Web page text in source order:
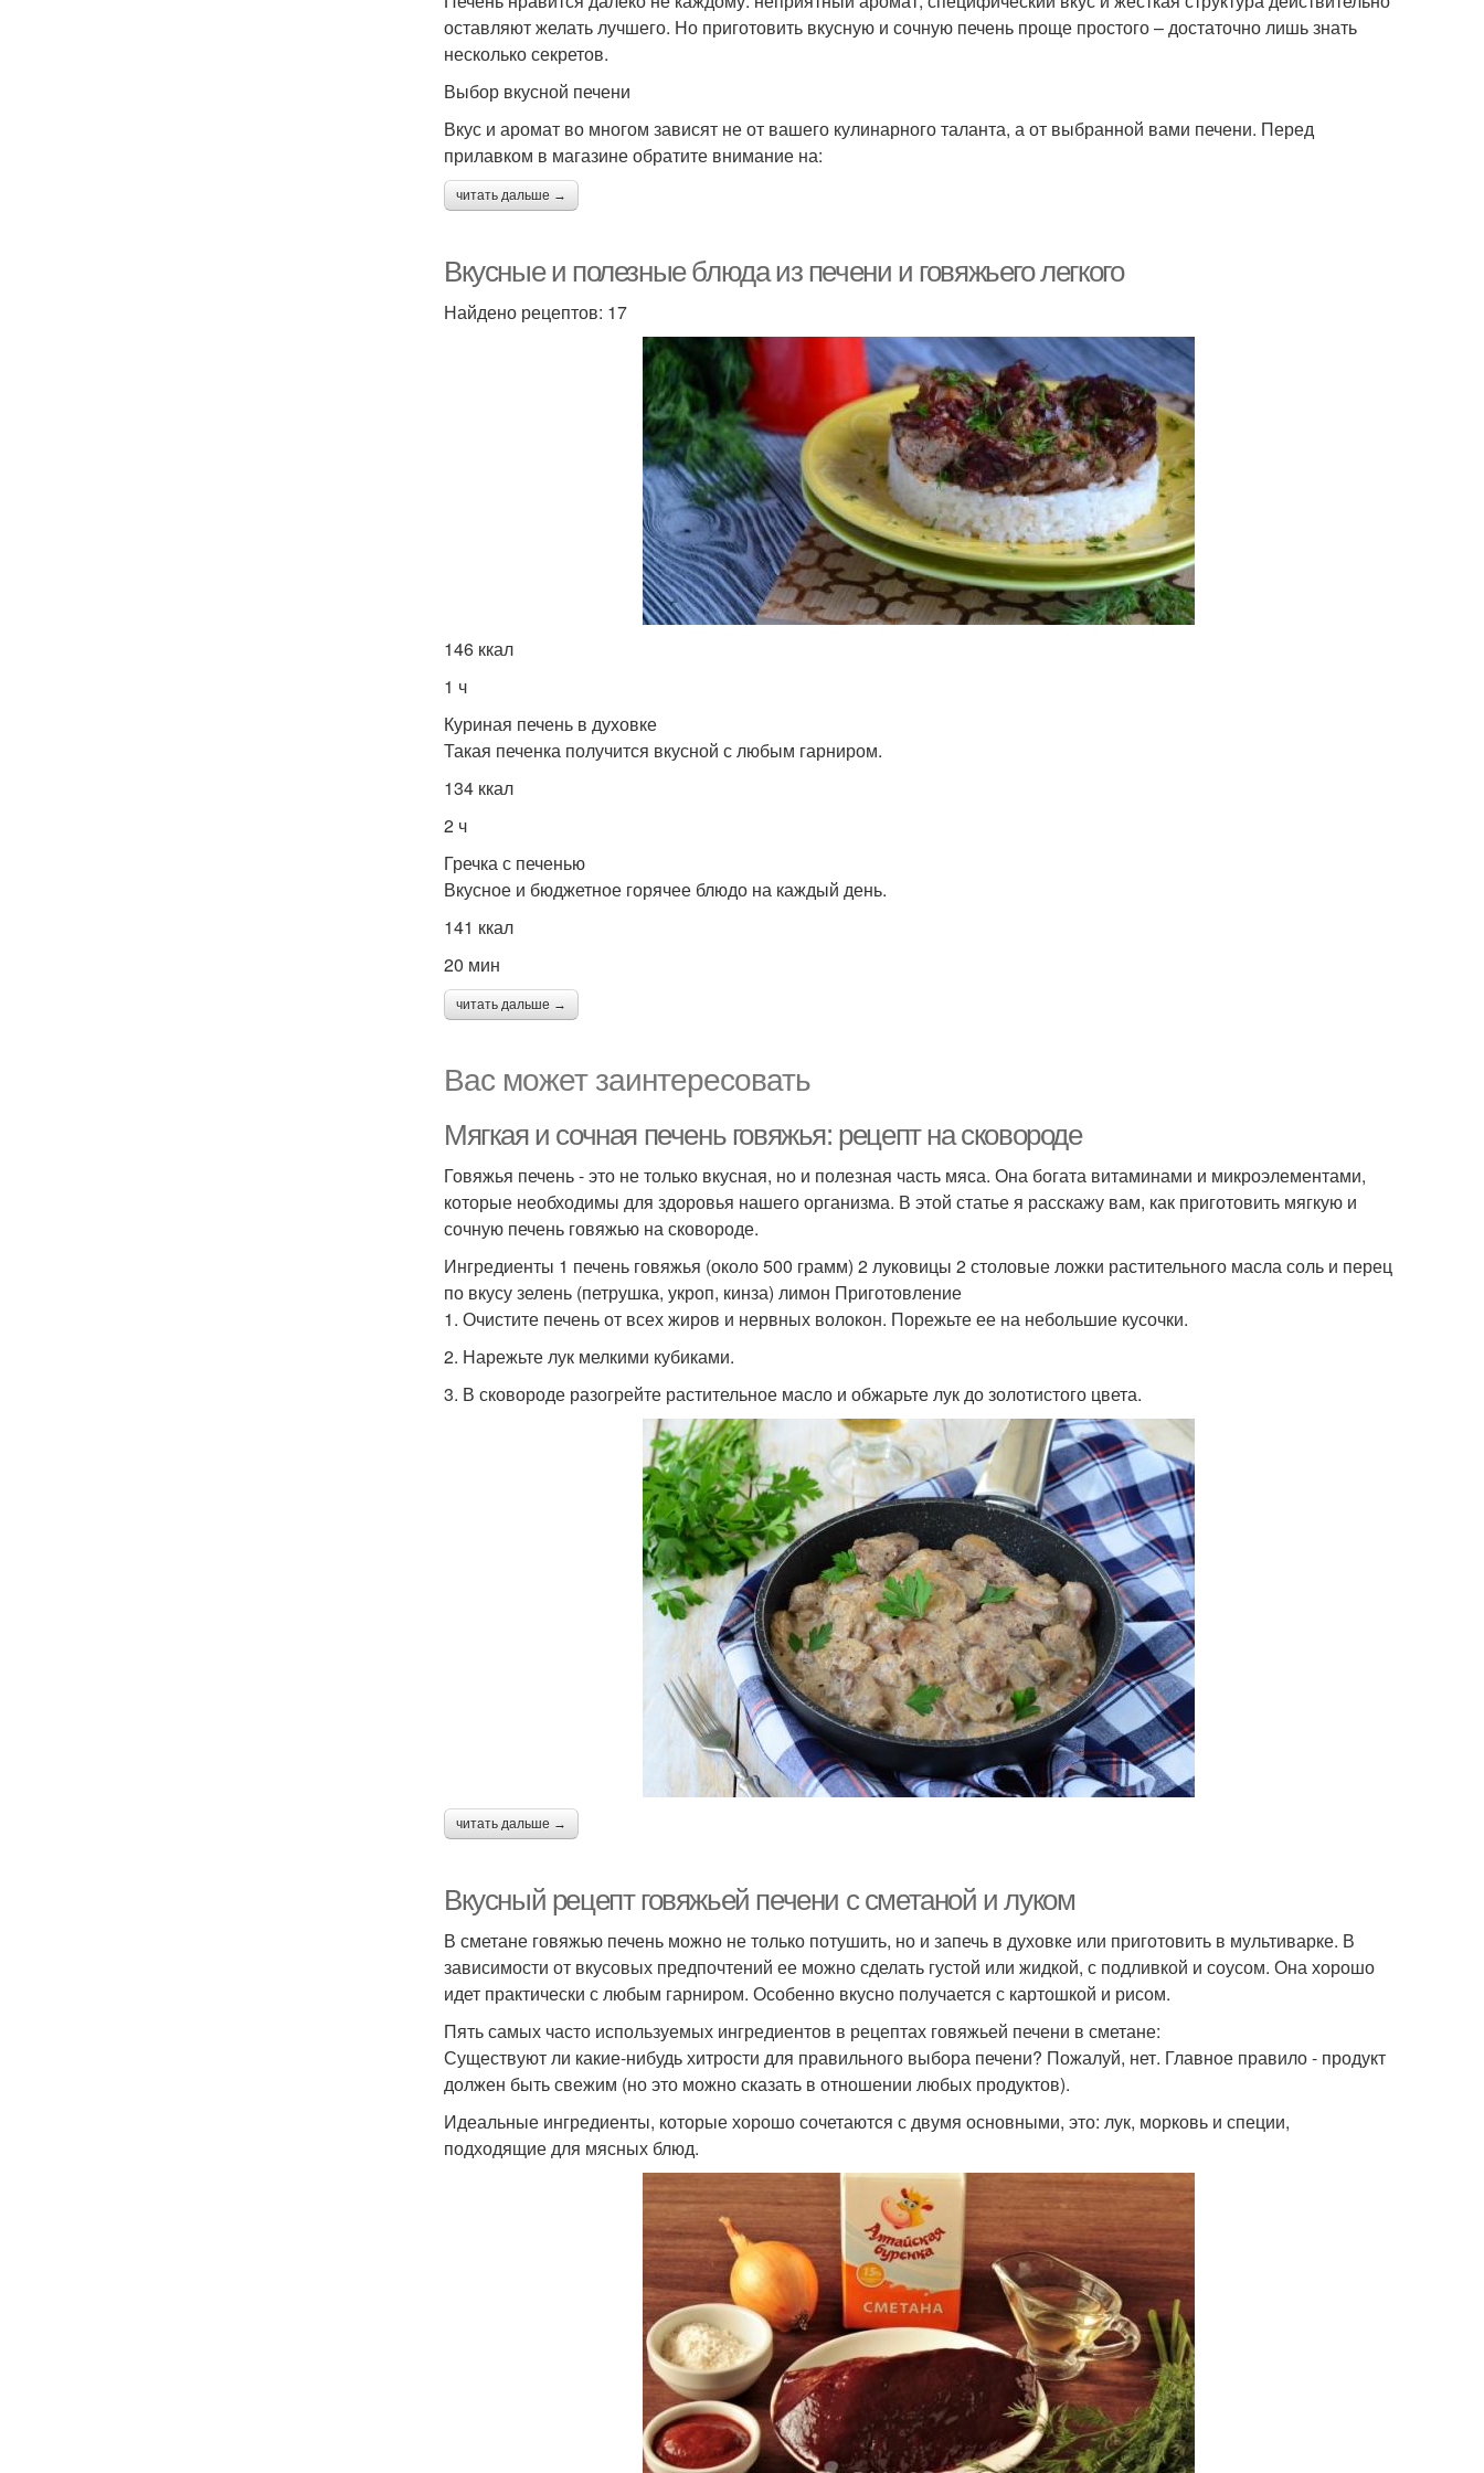
оставляют желать лучшего. Но приготовить вкусную и сочную печень проще простого – достаточно лишь знать
несколько секретов.
Выбор вкусной печени
Вкус и аромат во многом зависят не от вашего кулинарного таланта, а от выбранной вами печени. Перед
прилавком в магазине обратите внимание на:
читать дальше →
Вкусные и полезные блюда из печени и говяжьего легкого
Найдено рецептов: 17
146 ккал
1 ч
Куриная печень в духовке
Такая печенка получится вкусной с любым гарниром.
134 ккал
2 ч
Гречка с печенью
Вкусное и бюджетное горячее блюдо на каждый день.
141 ккал
20 мин
читать дальше →
Вас может заинтересовать
Мягкая и сочная печень говяжья: рецепт на сковороде
Говяжья печень - это не только вкусная, но и полезная часть мяса. Она богата витаминами и микроэлементами,
которые необходимы для здоровья нашего организма. В этой статье я расскажу вам, как приготовить мягкую и
сочную печень говяжью на сковороде.
Ингредиенты 1 печень говяжья (около 500 грамм) 2 луковицы 2 столовые ложки растительного масла соль и перец
по вкусу зелень (петрушка, укроп, кинза) лимон Приготовление
1. Очистите печень от всех жиров и нервных волокон. Порежьте ее на небольшие кусочки.
2. Нарежьте лук мелкими кубиками.
3. В сковороде разогрейте растительное масло и обжарьте лук до золотистого цвета.
читать дальше →
Вкусный рецепт говяжьей печени с сметаной и луком
В сметане говяжью печень можно не только потушить, но и запечь в духовке или приготовить в мультиварке. В
зависимости от вкусовых предпочтений ее можно сделать густой или жидкой, с подливкой и соусом. Она хорошо
идет практически с любым гарниром. Особенно вкусно получается с картошкой и рисом.
Пять самых часто используемых ингредиентов в рецептах говяжьей печени в сметане:
Существуют ли какие-нибудь хитрости для правильного выбора печени? Пожалуй, нет. Главное правило - продукт
должен быть свежим (но это можно сказать в отношении любых продуктов).
Идеальные ингредиенты, которые хорошо сочетаются с двумя основными, это: лук, морковь и специи,
подходящие для мясных блюд.